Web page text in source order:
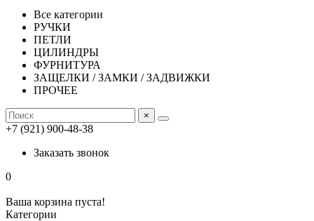
Все категории
РУЧКИ
ПЕТЛИ
ЦИЛИНДРЫ
ФУРНИТУРА
ЗАЩЕЛКИ / ЗАМКИ / ЗАДВИЖКИ
ПРОЧЕЕ
×
+7 (921) 900-48-38
Заказать звонок
0
Ваша корзина пуста!
Категории